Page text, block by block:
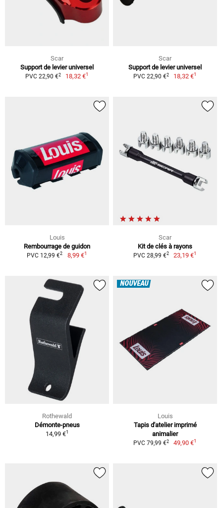
Scar
Support de levier universel
PVC 22,90 €2 18,32 €1
Scar
Support de levier universel
PVC 22,90 €2 18,32 €1
Louis
Rembourrage de guidon
PVC 12,99 €2 8,99 €1
Scar
Kit de clés à rayons
PVC 28,99 €2 23,19 €1
Rothewald
Démonte-pneus
14,99 €1
NOUVEAU
Louis
Tapis d'atelier imprimé
animalier
PVC 79,99 €2 49,90 €1